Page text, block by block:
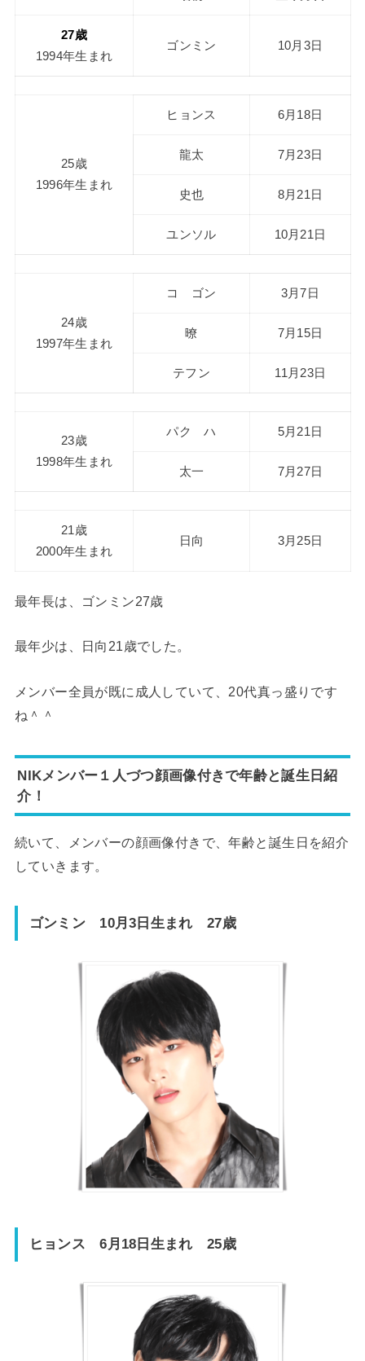
27歳
1994年生まれ
ゴンミン 10月3日
25歳
1996年生まれ
ヒョンス 6月18日
龍太 7月23日
史也 8月21日
ユンソル 10月21日
24歳
1997年生まれ
コ ゴン 3月7日
暸 7月15日
テフン 11月23日
23歳
1998年生まれ
パク ハ 5月21日
太一 7月27日
21歳
2000年生まれ
日向 3月25日
最年長は、ゴンミン27歳
最年少は、日向21歳でした。
メンバー全員が既に成人していて、20代真っ盛りです
ね＾＾
NIKメンバー１人づつ顔画像付きで年齢と誕生日紹
介！
続いて、メンバーの顔画像付きで、年齢と誕生日を紹介
していきます。
ゴンミン 10月3日生まれ 27歳
ヒョンス 6月18日生まれ 25歳